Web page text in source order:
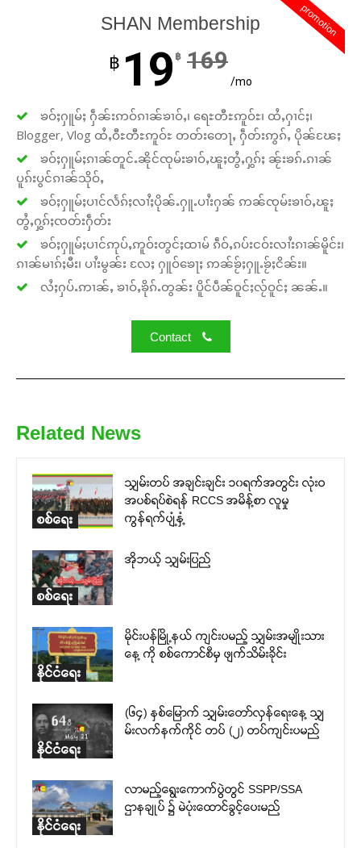
promotion
SHAN Membership
฿ 19 ฿ 169
/mo
ၶဝ်ႈႁူမ်ႈ ႁဵၼ်းဢဝ်ၵၢၼ်ၶၢဝ်ႇ၊ ရေႊတီႊဢူဝ်ႊ၊ ထႆႇႁၢင်ႈ၊
Blogger, Vlog ထႆႇဝီႊတီႊဢူဝ်ႊ တတ်းတေႃႇ ႁဵတ်းဢွၵ်ႇ ပိုၼ်ၽႄႈ
ၶဝ်ႈႁူမ်ႈၵၢၼ်တူင်ႉၼိုင်ၸုမ်းၶၢဝ်ႇၽူႈတွႆႇႁွၵ်ႈ ၼႂ်းၶၵ်ႉၵၢၼ်
ပူၵ်းပွင်ၵၢၼ်သိုဝ်ႇ
ၶဝ်ႈႁူမ်ႈပၢင်လႅၵ်ႈလၢႆႈပိုၼ်ႉႁူႉပၢႆးႁၼ် ဢၼ်ၸုမ်းၶၢဝ်ႇၽူႈ
တွႆႇႁွၵ်ႈၸတ်းႁဵတ်း
ၶဝ်ႈႁူမ်ႈပၢင်ဢုပ်ႇဢူဝ်းတွင်ႈထၢမ် ၵဵဝ်ႇၵပ်းငဝ်းလၢႆးၵၢၼ်မိူင်း၊
ၵၢၼ်မၢၵ်ႈမီး၊ ပၢႆးမွၼ်း လႄႈ ႁူဝ်ၶေႃႈ ဢၼ်ၶႂ်ႈႁူႉၶႂ်ႈငိၼ်း။
လႆႈႁပ်ႉဢၢၼ်ႇ ၶၢဝ်ႇၶိုၵ်ႉတွၼ်း ပိူင်ပဵၼ်ဝူင်ႈလႂ်ဝူင်ႈ ၼၼ်ႉ။
Contact
Related News
စစ်ရေး
သျှမ်းတပ် အချင်းချင်း ၁၀ရက်အတွင်း လုံးဝ
အပစ်ရပ်စဲရန် RCCS အမိန့်စာ လူမှု
ကွန်ရက်ပျံ့နှံ့
စစ်ရေး
အိုဘယ့် သျှမ်းပြည်
နိုင်ငံရေး
မိုင်းပန်မြို့နယ် ကျင်းပမည့် သျှမ်းအမျိုးသား
နေ့ ကို စစ်ကောင်စီမှ ဖျက်သိမ်းခိုင်း
နိုင်ငံရေး
(၆၄) နှစ်မြောက် သျှမ်းတော်လှန်ရေးနေ့ သျှ
မ်းလက်နက်ကိုင် တပ် (၂) တပ်ကျင်းပမည်
နိုင်ငံရေး
လာမည့်ရွေးကောက်ပွဲတွင် SSPP/SSA
ဌာနချုပ် ၌ မဲပုံးထောင်ခွင့်ပေးမည်